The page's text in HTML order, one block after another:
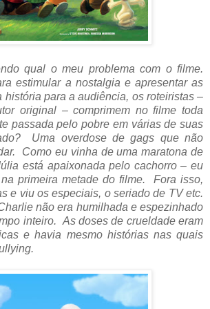
qual o meu problema com o filme.
estimular a nostalgia e apresentar as
história para a audiência, os roteiristas –
original – comprimem no filme toda
passada pelo pobre em várias de suas
Uma overdose de gags que não
Como eu vinha de uma maratona de
está apaixonada pelo cachorro – eu
primeira metade do filme. Fora isso,
e viu os especiais, o seriado de TV etc.
não era humilhada e espezinhado
inteiro. As doses de crueldade eram
e havia mesmo histórias nas quais